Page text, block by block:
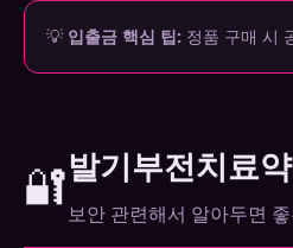
💡 입출금 핵심 팁: 정품 구매 시
🔐발기부전치료
보안 관련해서 알아두면